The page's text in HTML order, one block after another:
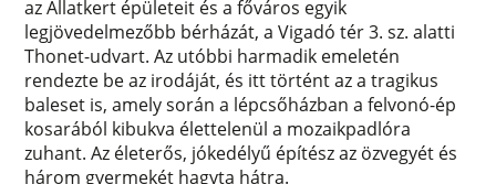
az Állatkert épületeit és a főváros egyik
legjövedelmezőbb bérházát, a Vigadó tér 3. sz. alatti
Thonet-udvart. Az utóbbi harmadik emeletén
rendezte be az irodáját, és itt történt az a tragikus
baleset is, amely során a lépcsőházban a felvonó-ép
kosarából kibukva élettelenül a mozaikpadlóra
zuhant. Az életerős, jókedélyű építész az özvegyét és
három gyermekét hagyta hátra.